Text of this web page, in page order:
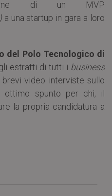
di un MVP
a una startup in gara a loro
del Polo Tecnologico di
estratti di tutti i business
video interviste sullo
ottimo spunto per chi, il
la propria candidatura a